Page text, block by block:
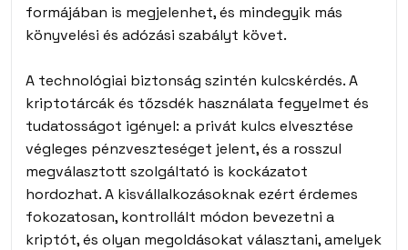
formájában is megjelenhet, és mindegyik más
könyvelési és adózási szabályt követ.
A technológiai biztonság szintén kulcskérdés. A
kriptotárcák és tőzsdék használata fegyelmet és
tudatosságot igényel: a privát kulcs elvesztése
végleges pénzveszteséget jelent, és a rosszul
megválasztott szolgáltató is kockázatot
hordozhat. A kisvállalkozásoknak ezért érdemes
fokozatosan, kontrollált módon bevezetni a
kriptót, és olyan megoldásokat választani, amelyek